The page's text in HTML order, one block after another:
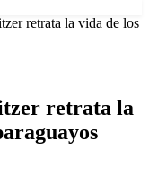
retrata la vida de los
retrata la